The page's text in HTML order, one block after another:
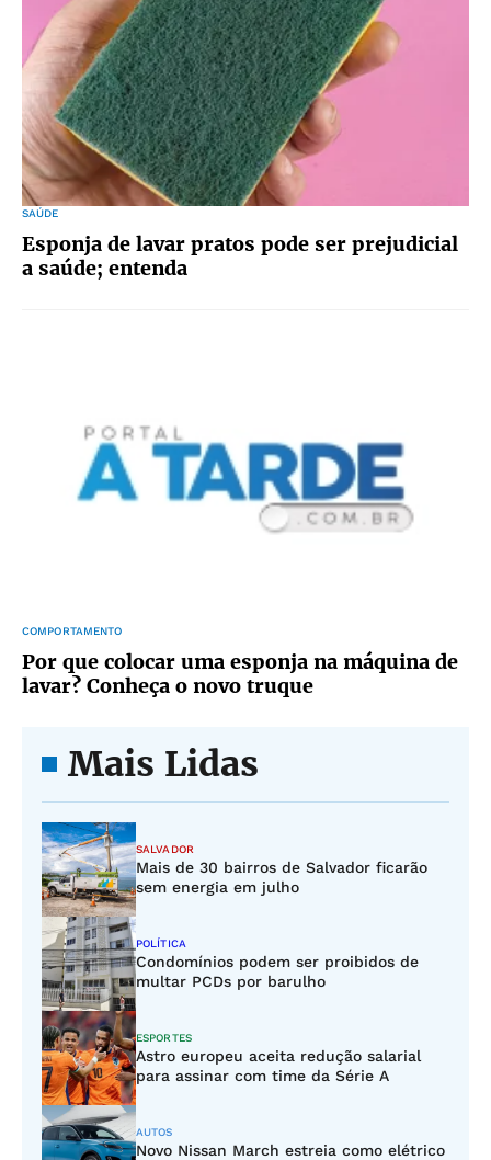
SAÚDE
Esponja de lavar pratos pode ser prejudicial
a saúde; entenda
COMPORTAMENTO
Por que colocar uma esponja na máquina de
lavar? Conheça o novo truque
Mais Lidas
SALVADOR
Mais de 30 bairros de Salvador ficarão
sem energia em julho
POLÍTICA
Condomínios podem ser proibidos de
multar PCDs por barulho
ESPORTES
Astro europeu aceita redução salarial
para assinar com time da Série A
AUTOS
Novo Nissan March estreia como elétrico